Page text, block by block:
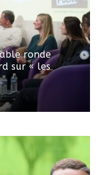
ronde
sur « les